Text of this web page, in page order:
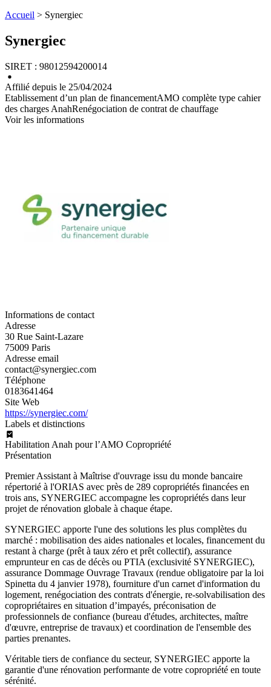
Accueil > Synergiec
Synergiec
SIRET : 98012594200014
Affilié depuis le 25/04/2024
Etablissement d’un plan de financementAMO complète type cahier
des charges AnahRenégociation de contrat de chauffage
Voir les informations
Informations de contact
Adresse
30 Rue Saint-Lazare
75009 Paris
Adresse email
contact@synergiec.com
Téléphone
0183641464
Site Web
https://synergiec.com/
Labels et distinctions
Habilitation Anah pour l’AMO Copropriété
Présentation
Premier Assistant à Maîtrise d'ouvrage issu du monde bancaire
répertorié à l'ORIAS avec près de 289 copropriétés financées en
trois ans, SYNERGIEC accompagne les copropriétés dans leur
projet de rénovation globale à chaque étape.
SYNERGIEC apporte l'une des solutions les plus complètes du
marché : mobilisation des aides nationales et locales, financement du
restant à charge (prêt à taux zéro et prêt collectif), assurance
emprunteur en cas de décès ou PTIA (exclusivité SYNERGIEC),
assurance Dommage Ouvrage Travaux (rendue obligatoire par la loi
Spinetta du 4 janvier 1978), fourniture d'un carnet d'information du
logement, renégociation des contrats d'énergie, re-solvabilisation des
copropriétaires en situation d’impayés, préconisation de
professionnels de confiance (bureau d'études, architectes, maître
d'œuvre, entreprise de travaux) et coordination de l'ensemble des
parties prenantes.
Véritable tiers de confiance du secteur, SYNERGIEC apporte la
garantie d'une rénovation performante de votre copropriété en toute
sérénité.